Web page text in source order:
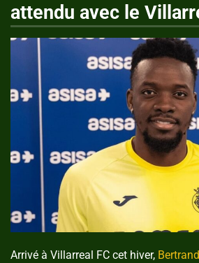
attendu avec le
Arrivé à Villarreal FC cet hiver,